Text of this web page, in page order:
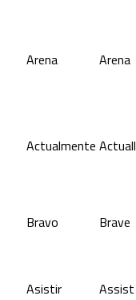
Arena Arena
Actualmente
Bravo Brave
Asistir Assist